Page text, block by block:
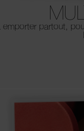
emporter partout,